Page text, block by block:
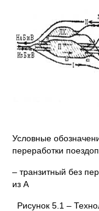
Условные
переработки
– транзитный без
из А
Рисунок 5.1 –